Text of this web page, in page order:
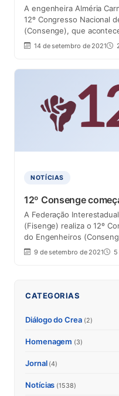
A engenheira Alméria
12º Congresso Nacional
(Consenge), que
14 de setembro de 2021
NOTÍCIAS
12º Consenge
A Federação
(Fisenge) realiza o 12º
do Engenheiros
9 de setembro de 2021
CATEGORIAS
Diálogo do Crea (2)
Homenagem (3)
Jornal (4)
Notícias (1538)